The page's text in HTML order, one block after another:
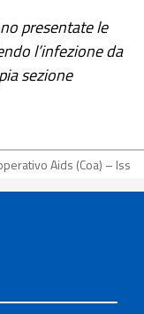
presentate le
l’infezione da
sezione
Aids (Coa) – Iss